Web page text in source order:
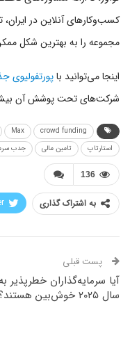
کسب‌وکارهای آنلاین در
مجموعه را به بهترین شکل
اینجا می‌توانید با
شرکت‌های تحت پوشش آن
crowd funding
Max
استارتاپ
تامین مالی جدب
136
به اشتراک گذاری
پست قبلی
آیا سرمایه‌گذاران خطرپذیر به
سال ۲۰۲۵ خوش‌بین هستند؟